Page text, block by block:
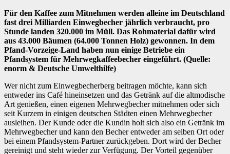
Für den Kaffee zum Mitnehmen werden alleine im Deutschland
fast drei Milliarden Einwegbecher jährlich verbraucht, pro
Stunde landen 320.000 im Müll. Das Rohmaterial dafür wird
aus 43.000 Bäumen (64.000 Tonnen Holz) gewonnen. In dem
Pfand-Vorzeige-Land haben nun einige Betriebe ein
Pfandsystem für Mehrwegkaffeebecher eingeführt. (Quelle:
enorm & Deutsche Umwelthilfe)
Wer nicht zum Einwegbecherberg beitragen möchte, kann sich
entweder ins Café hineinsetzen und das Getränk auf die altmodische
Art genießen, einen eigenen Mehrwegbecher mitnehmen oder sich
seit Kurzem in einigen deutschen Städten einen Mehrwegbecher
ausleihen. Der Kunde oder die Kundin holt sich also ein Getränk im
Mehrwegbecher und kann den Becher entweder am selben Ort oder
bei einem Pfandsystem-Partner zurückgeben. Dort wird der Becher
gereinigt und steht wieder zur Verfügung. Der Vorteil gegenüber